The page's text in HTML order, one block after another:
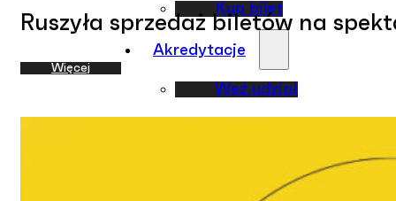
Kup bilet
Akredytacje
Weź udział
Ruszyła sprzedaż biletów na
Więcej